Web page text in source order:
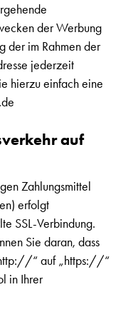
der Werbung
der im Rahmen der
jederzeit
hierzu einfach eine
auf
Zahlungsmittel
erfolgt
SSL-Verbindung.
Sie daran, dass
“ auf „https://“
in Ihrer